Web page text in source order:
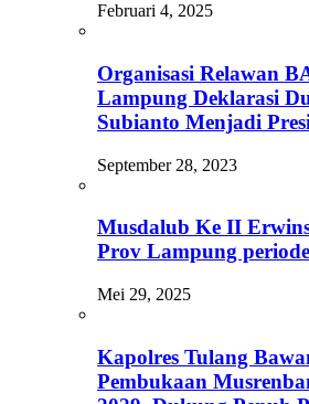
Februari 4, 2025
Organisasi Relawan
Lampung Deklarasi
Subianto Menjadi
September 28, 2023
Musdalub Ke II
Prov Lampung
Mei 29, 2025
Kapolres Tulang
Pembukaan